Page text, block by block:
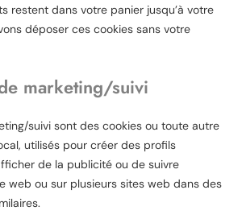
restent dans votre panier jusqu’à votre
déposer ces cookies sans votre
marketing/suivi
suivi sont des cookies ou toute autre
utilisés pour créer des profils
de la publicité ou de suivre
web ou sur plusieurs sites web dans des